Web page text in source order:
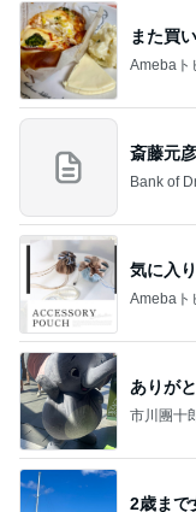
また買
Amebaト
斎藤元
Bank of
気に入
Amebaト
ありが
市川團十
2歳まで